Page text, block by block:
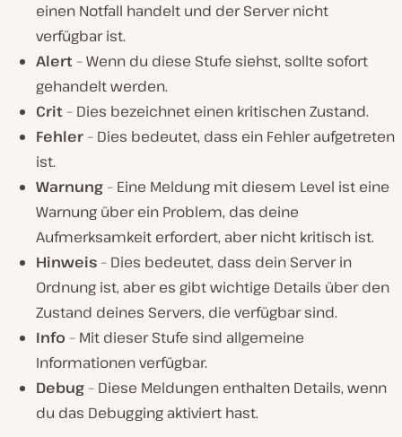
einen Notfall handelt und der Server nicht
verfügbar ist.
Alert– Wenn du diese Stufe siehst, sollte sofort
gehandelt werden.
Crit– Dies bezeichnet einen kritischen Zustand.
Fehler– Dies bedeutet, dass ein Fehler aufgetreten
ist.
Warnung– Eine Meldung mit diesem Level ist eine
Warnung über ein Problem, das deine
Aufmerksamkeit erfordert, aber nicht kritisch ist.
Hinweis– Dies bedeutet, dass dein Server in
Ordnung ist, aber es gibt wichtige Details über den
Zustand deines Servers, die verfügbar sind.
Info – Mit dieser Stufe sind allgemeine
Informationen verfügbar.
Debug– Diese Meldungen enthalten Details, wenn
du das Debugging aktiviert hast.